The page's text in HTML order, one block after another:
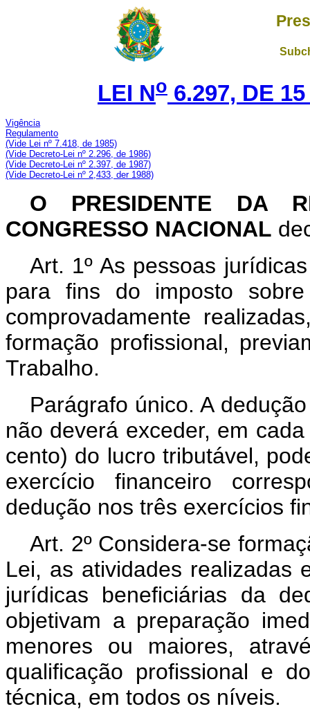
LEI No 6.297, DE
Vigência
Regulamento
(Vide Lei nº 7.418, de 1985)
(Vide Decreto-Lei nº 2.296, de 1986)
(Vide Decreto-Lei nº 2.397, de 1987)
(Vide Decreto-Lei nº 2,433, der 1988)
O PRESIDENTE DA
CONGRESSO NACIONAL
Art. 1º As pessoas
para fins do imposto
comprovadamente
formação profissional,
Trabalho.
Parágrafo único. A
não deverá exceder, em
cento) do lucro tributável,
exercício financeiro
dedução nos três exercícios
Art. 2º Considera-se
Lei, as atividades realizadas
jurídicas beneficiárias da
objetivam a preparação
menores ou maiores,
qualificação profissional e
técnica, em todos os níveis.